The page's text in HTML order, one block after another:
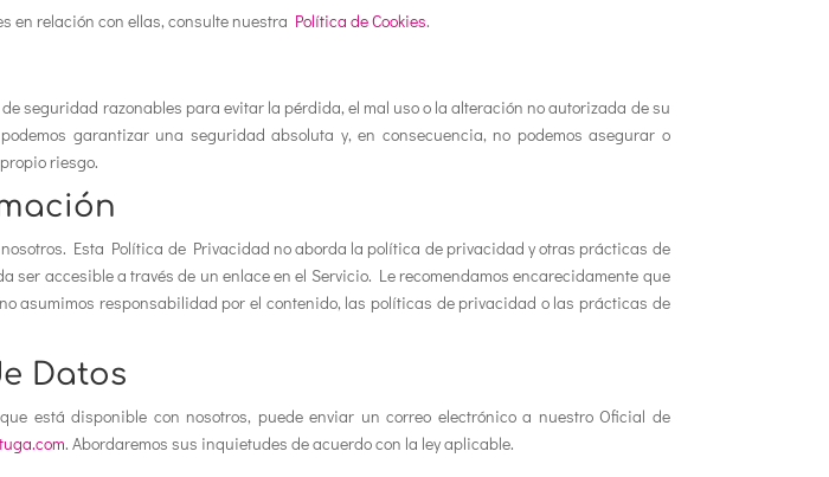
en relación con ellas, consulte nuestra Política de Cookies.
seguridad razonables para evitar la pérdida, el mal uso o la alteración no autorizada de su
garantizar una seguridad absoluta y, en consecuencia, no podemos asegurar o
riesgo.
Esta Política de Privacidad no aborda la política de privacidad y otras prácticas de
accesible a través de un enlace en el Servicio. Le recomendamos encarecidamente que
asumimos responsabilidad por el contenido, las políticas de privacidad o las prácticas de
Datos
está disponible con nosotros, puede enviar un correo electrónico a nuestro Oficial de
. Abordaremos sus inquietudes de acuerdo con la ley aplicable.